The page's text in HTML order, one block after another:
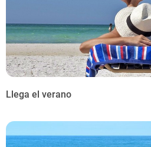
Llega el verano